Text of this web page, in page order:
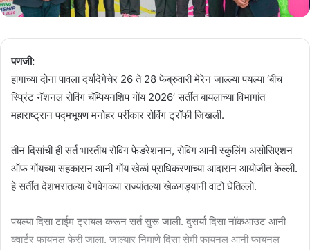
पणजी:
हांगाच्या दोना पावला दर्यादेगेचेर 26 ते 28 फेब्रुवारी मेरेन जाल्ल्या पयल्या ‘बीच
स्प्रिंट नॅशनल रोविंग चॅम्पियनशिप गोंय 2026’ सर्तींत बायलांच्या विभागांत
महाराष्ट्रान पद्मभूषण मनोहर पर्रीकार रोविंग ट्रॉफी जिखली.
तीन दिसांची ही सर्त भारतीय रोविंग फेडरेशनान, रोविंग आनी स्कुलिंग असोसिएशन
ऑफ गोंयच्या सहकारान आनी गोंय खेळां प्राधिकरणाच्या आदारान आयोजीत केल्ली.
हे सर्तींत देशभरांतल्या वेगवेगळ्या राज्यांतल्या खेळगड्यांनी वांटो घेतिल्लो.
पयल्या दिसा टाईम ट्रायल करून सर्त सुरू जाली. दुसर्या दिसा नॉकआउट आनी
क्वार्टर फायनल फेरी जाला. जाल्यार निमाणे दिसा सेमी फायनल आनी फायनल